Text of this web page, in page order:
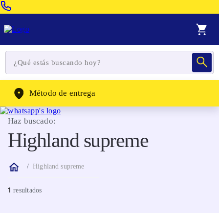
WhatsApp: (302) 262-4104
Método de entrega
Haz buscado:
Highland supreme
Highland supreme
1